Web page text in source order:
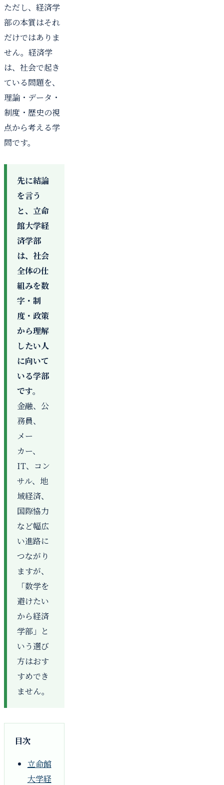
ただし、経済学
部の本質はそれ
だけではありま
せん。経済学
は、社会で起き
ている問題を、
理論・データ・
制度・歴史の視
点から考える学
問です。
先に結論
を言う
と、立命
館大学経
済学部
は、社会
全体の仕
組みを数
字・制
度・政策
から理解
したい人
に向いて
いる学部
です。
金融、公
務員、
メー
カー、
IT、コン
サル、地
域経済、
国際協力
など幅広
い進路に
つながり
ますが、
「数学を
避けたい
から経済
学部」と
いう選び
方はおす
すめでき
ません。
目次
立命館
大学経